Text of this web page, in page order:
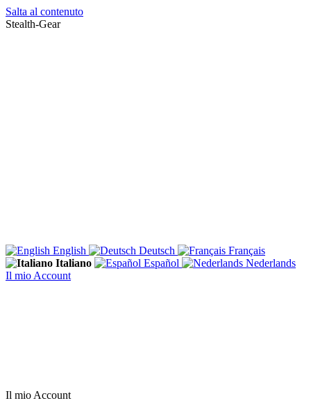
Salta al contenuto
Stealth-Gear
English Deutsch
Français
Italiano
Español
Nederlands
Il mio Account
Il mio Account